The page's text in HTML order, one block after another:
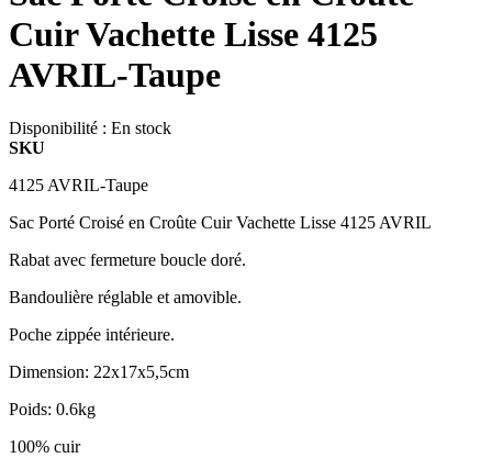
Cuir Vachette Lisse 4125
AVRIL-Taupe
Disponibilité : En stock
SKU
4125 AVRIL-Taupe
Sac Porté Croisé en Croûte Cuir Vachette Lisse 4125 AVRIL
Rabat avec fermeture boucle doré.
Bandoulière réglable et amovible.
Poche zippée intérieure.
Dimension: 22x17x5,5cm
Poids: 0.6kg
100% cuir